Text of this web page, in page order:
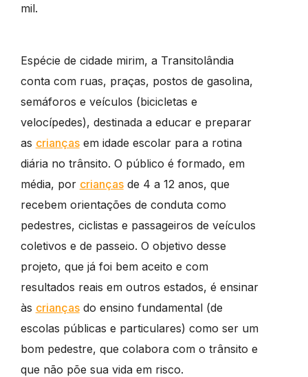
mil.
Espécie de cidade mirim, a Transitolândia
conta com ruas, praças, postos de gasolina,
semáforos e veículos (bicicletas e
velocípedes), destinada a educar e preparar
as criançasem idade escolar para a rotina
diária no trânsito. O público é formado, em
média, por criançasde 4 a 12 anos, que
recebem orientações de conduta como
pedestres, ciclistas e passageiros de veículos
coletivos e de passeio. O objetivo desse
projeto, que já foi bem aceito e com
resultados reais em outros estados, é ensinar
às criançasdo ensino fundamental (de
escolas públicas e particulares) como ser um
bom pedestre, que colabora com o trânsito e
que não põe sua vida em risco.